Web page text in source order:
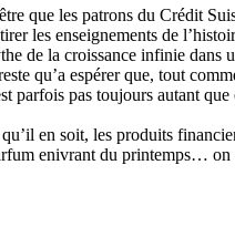
que les patrons du Crédit
les enseignements de
de la croissance infinie dans
qu’a espérer que, tout
parfois pas toujours autant
en soit, les produits
enivrant du printemps… on